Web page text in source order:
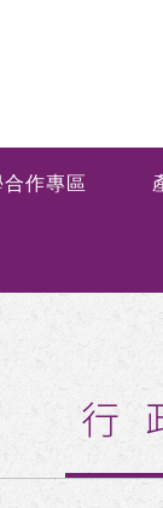
作專區
行